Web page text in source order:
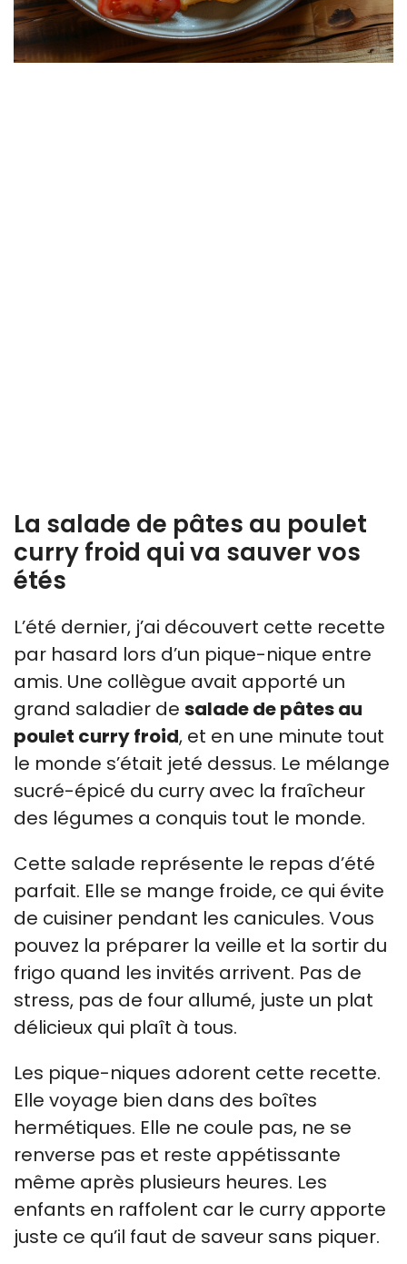
La salade de pâtes au poulet
curry froid qui va sauver vos
étés
L’été dernier, j’ai découvert cette recette
par hasard lors d’un pique-nique entre
amis. Une collègue avait apporté un
grand saladier de salade de pâtes au
poulet curry froid, et en une minute tout
le monde s’était jeté dessus. Le mélange
sucré-épicé du curry avec la fraîcheur
des légumes a conquis tout le monde.
Cette salade représente le repas d’été
parfait. Elle se mange froide, ce qui évite
de cuisiner pendant les canicules. Vous
pouvez la préparer la veille et la sortir du
frigo quand les invités arrivent. Pas de
stress, pas de four allumé, juste un plat
délicieux qui plaît à tous.
Les pique-niques adorent cette recette.
Elle voyage bien dans des boîtes
hermétiques. Elle ne coule pas, ne se
renverse pas et reste appétissante
même après plusieurs heures. Les
enfants en raffolent car le curry apporte
juste ce qu’il faut de saveur sans piquer.